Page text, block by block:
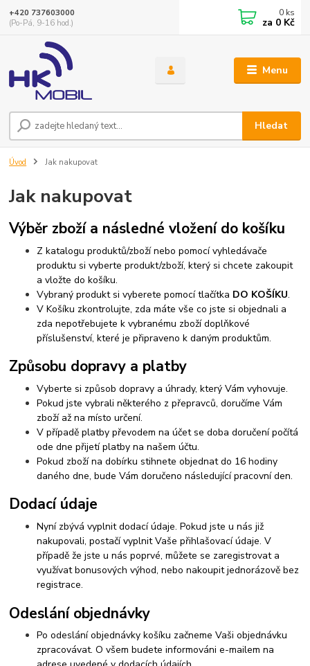
Menu
Hledat
+420 737603000
(Po-Pá, 9-16 hod.)
0 ks
za 0 Kč
Úvod Jak nakupovat
Jak nakupovat
Výběr zboží a následné vložení do košíku
Z katalogu produktů/zboží nebo pomocí vyhledávače
produktu si vyberte produkt/zboží, který si chcete zakoupit
a vložte do košíku.
Vybraný produkt si vyberete pomocí tlačítka DO KOŠÍKU.
V Košíku zkontrolujte, zda máte vše co jste si objednali a
zda nepotřebujete k vybranému zboží doplňkové
příslušenství, které je připraveno k daným produktům.
Způsobu dopravy a platby
Vyberte si způsob dopravy a úhrady, který Vám vyhovuje.
Pokud jste vybrali některého z přepravců, doručíme Vám
zboží až na místo určení.
V případě platby převodem na účet se doba doručení počítá
ode dne přijetí platby na našem účtu.
Pokud zboží na dobírku stihnete objednat do 16 hodiny
daného dne, bude Vám doručeno následující pracovní den.
Dodací údaje
Nyní zbývá vyplnit dodací údaje. Pokud jste u nás již
nakupovali, postačí vyplnit Vaše přihlašovací údaje. V
případě že jste u nás poprvé, můžete se zaregistrovat a
využívat bonusových výhod, nebo nakoupit jednorázově bez
registrace.
Odeslání objednávky
Po odeslání objednávky košíku začneme Vaši objednávku
zpracovávat. O všem budete informováni e-mailem na